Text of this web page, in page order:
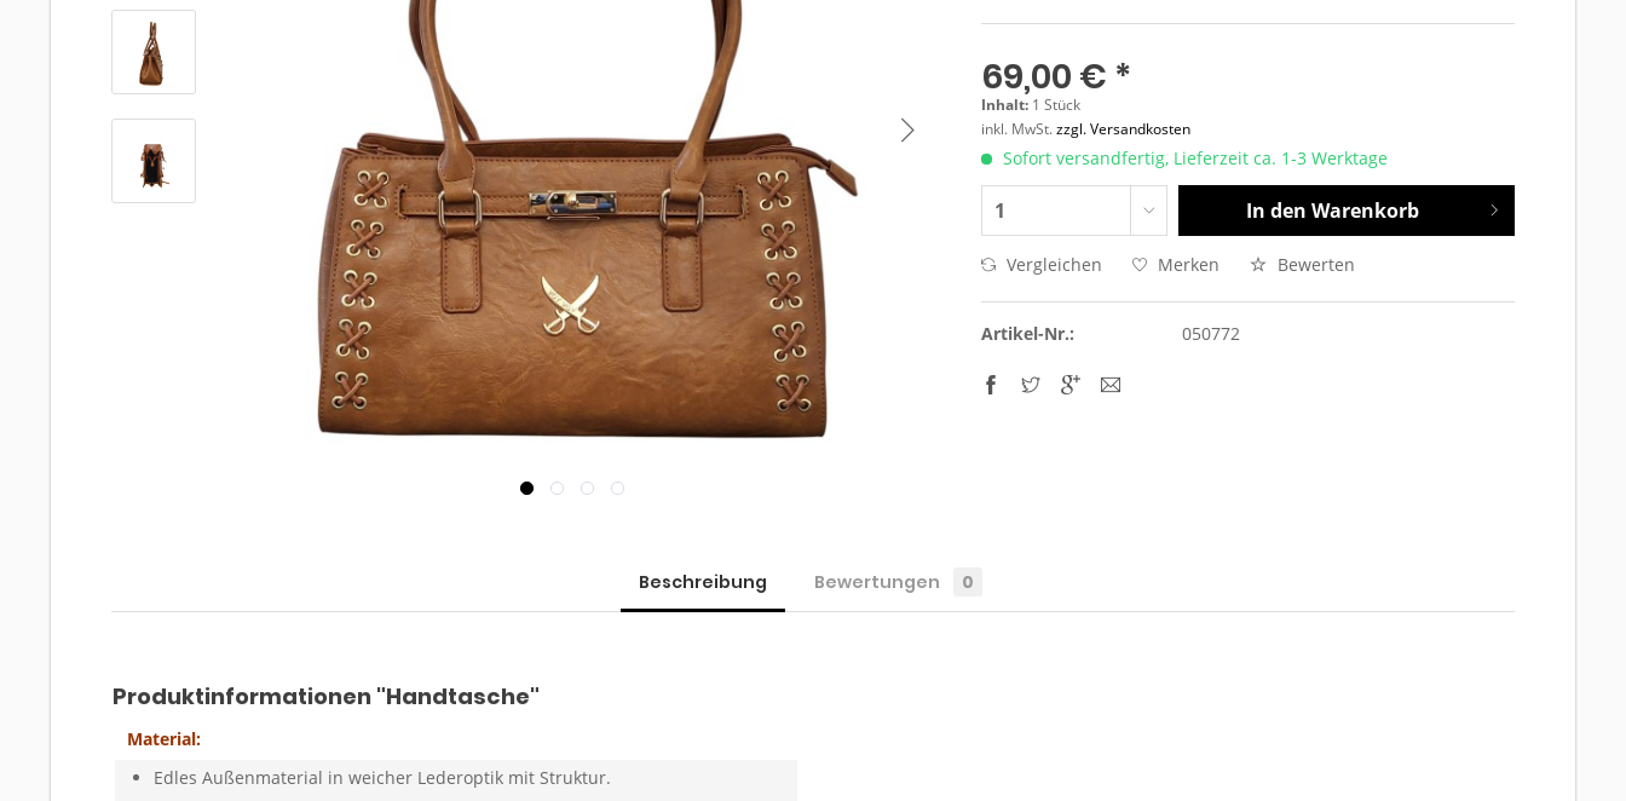
69,00 € *
Inhalt: 1 Stück
inkl. MwSt.zzgl. Versandkosten
Sofort versandfertig, Lieferzeit ca. 1-3 Werktage
In den Warenkorb
Vergleichen Merken Bewerten
Artikel-Nr.: 050772
Beschreibung Bewertungen 0
Produktinformationen "Handtasche"
Material:
Edles Außenmaterial in weicher Lederoptik mit Struktur.